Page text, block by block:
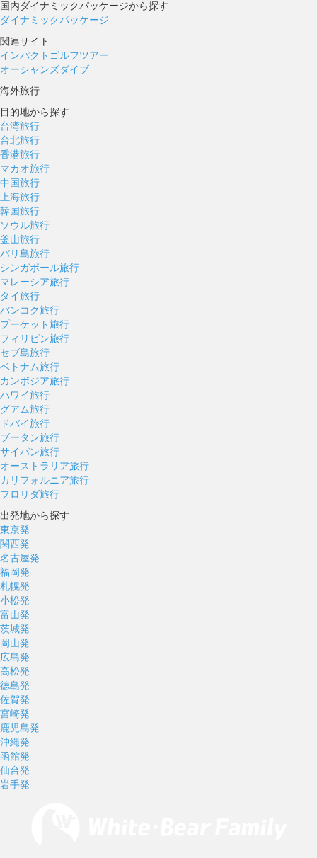
国内ダイナミックパッケージから探す
ダイナミックパッケージ
関連サイト
インパクトゴルフツアー
オーシャンズダイブ
海外旅行
目的地から探す
台湾旅行
台北旅行
香港旅行
マカオ旅行
中国旅行
上海旅行
韓国旅行
ソウル旅行
釜山旅行
バリ島旅行
シンガポール旅行
マレーシア旅行
タイ旅行
バンコク旅行
プーケット旅行
フィリピン旅行
セブ島旅行
ベトナム旅行
カンボジア旅行
ハワイ旅行
グアム旅行
ドバイ旅行
ブータン旅行
サイパン旅行
オーストラリア旅行
カリフォルニア旅行
フロリダ旅行
出発地から探す
東京発
関西発
名古屋発
福岡発
札幌発
小松発
富山発
茨城発
岡山発
広島発
高松発
徳島発
佐賀発
宮崎発
鹿児島発
沖縄発
函館発
仙台発
岩手発